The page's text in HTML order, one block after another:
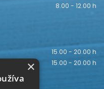
8.00 - 12.00 h
15.00 - 20.00 h
15.00 - 20.00 h
×